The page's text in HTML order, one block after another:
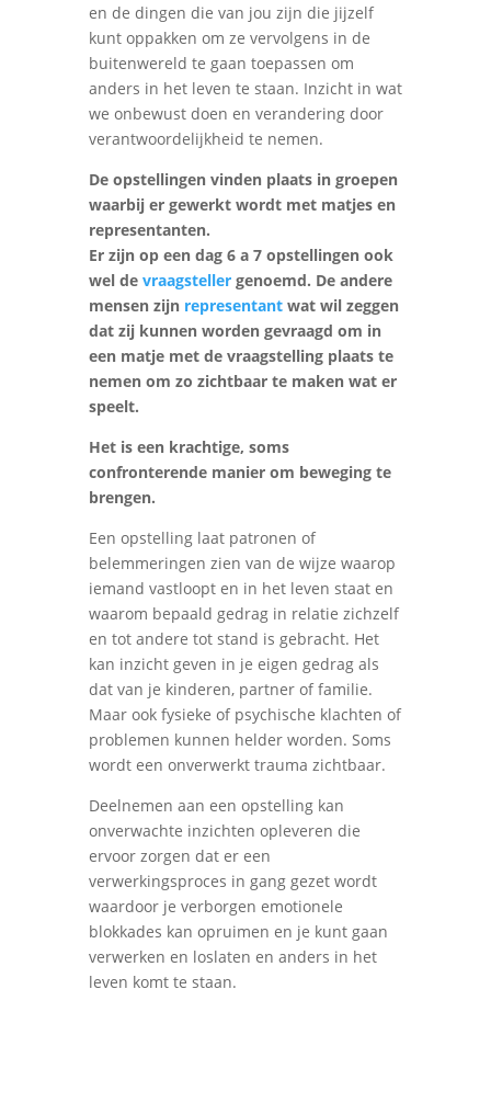
en de dingen die van jou zijn die jijzelf
kunt oppakken om ze vervolgens in de
buitenwereld te gaan toepassen om
anders in het leven te staan. Inzicht in wat
we onbewust doen en verandering door
verantwoordelijkheid te nemen.
De opstellingen vinden plaats in groepen
waarbij er gewerkt wordt met matjes en
representanten.
Er zijn op een dag 6 a 7 opstellingen ook
wel de vraagsteller genoemd. De andere
mensen zijn representant wat wil zeggen
dat zij kunnen worden gevraagd om in
een matje met de vraagstelling plaats te
nemen om zo zichtbaar te maken wat er
speelt.
Het is een krachtige, soms
confronterende manier om beweging te
brengen.
Een opstelling laat patronen of
belemmeringen zien van de wijze waarop
iemand vastloopt en in het leven staat en
waarom bepaald gedrag in relatie zichzelf
en tot andere tot stand is gebracht. Het
kan inzicht geven in je eigen gedrag als
dat van je kinderen, partner of familie.
Maar ook fysieke of psychische klachten of
problemen kunnen helder worden. Soms
wordt een onverwerkt trauma zichtbaar.
Deelnemen aan een opstelling kan
onverwachte inzichten opleveren die
ervoor zorgen dat er een
verwerkingsproces in gang gezet wordt
waardoor je verborgen emotionele
blokkades kan opruimen en je kunt gaan
verwerken en loslaten en anders in het
leven komt te staan.